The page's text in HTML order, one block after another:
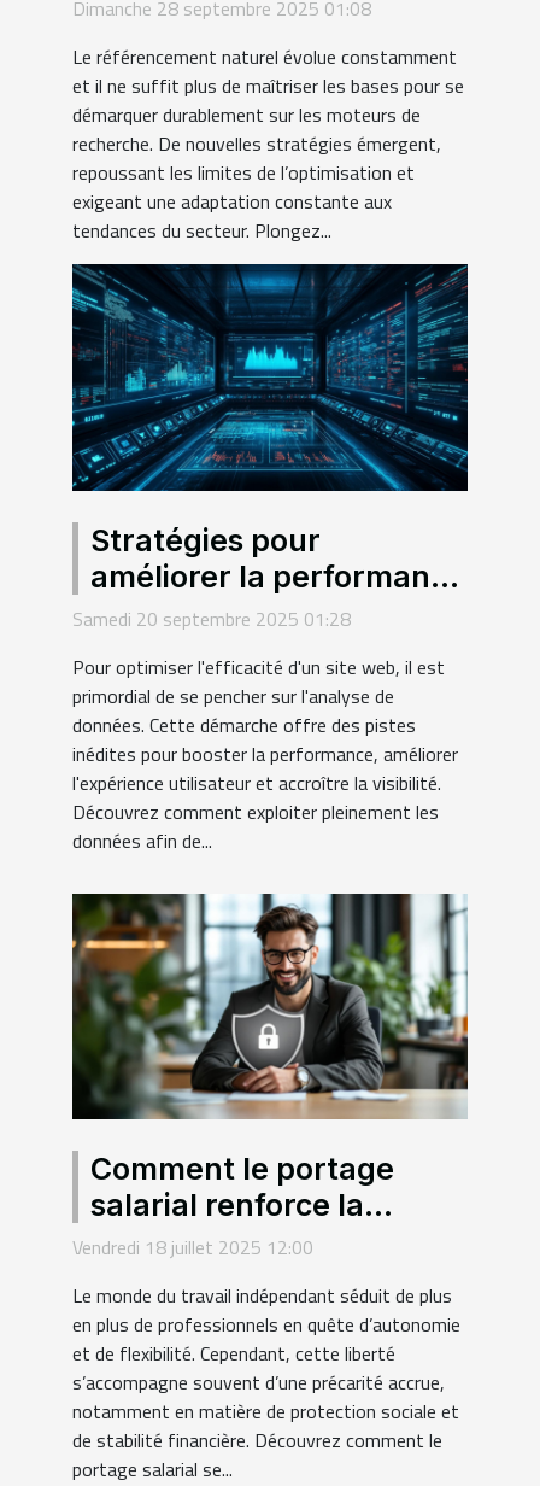
Dimanche 28 septembre 2025 01:08
Le référencement naturel évolue constamment
et il ne suffit plus de maîtriser les bases pour se
démarquer durablement sur les moteurs de
recherche. De nouvelles stratégies émergent,
repoussant les limites de l’optimisation et
exigeant une adaptation constante aux
tendances du secteur. Plongez...
Stratégies pour
améliorer la performance
de votre site grâce à
Samedi 20 septembre 2025 01:28
Pour optimiser l'efficacité d'un site web, il est
primordial de se pencher sur l'analyse de
données. Cette démarche offre des pistes
inédites pour booster la performance, améliorer
l'expérience utilisateur et accroître la visibilité.
Découvrez comment exploiter pleinement les
données afin de...
Comment le portage
salarial renforce la
sécurité des freelances ?
Vendredi 18 juillet 2025 12:00
Le monde du travail indépendant séduit de plus
en plus de professionnels en quête d’autonomie
et de flexibilité. Cependant, cette liberté
s’accompagne souvent d’une précarité accrue,
notamment en matière de protection sociale et
de stabilité financière. Découvrez comment le
portage salarial se...